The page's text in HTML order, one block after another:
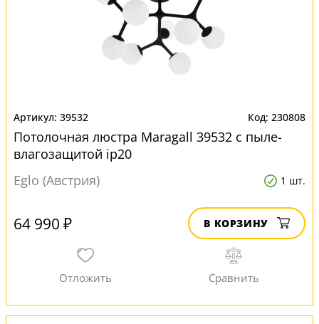
39532 230808
Потолочная люстра Maragall 39532 с пыле-
влагозащитой ip20
Eglo (Австрия)
1 шт.
64 990 ₽ В КОРЗИНУ